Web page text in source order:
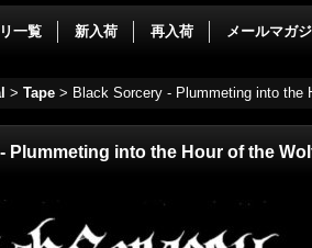
一覧 新入荷 再入荷 メールマガ
> Tape > Black Sorcery - Plummeting into the
Plummeting into the Hour of the